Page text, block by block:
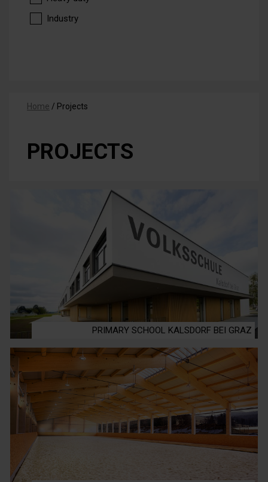
Industry
Home / Projects
PROJECTS
PRIMARY SCHOOL KALSDORF BEI GRAZ